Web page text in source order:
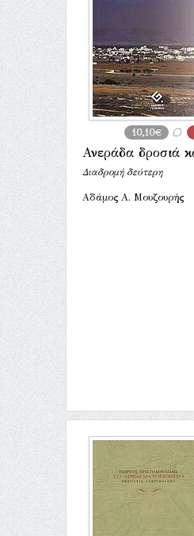
10,10€
Ανεράδα δροσιά
Διαδρομή δεύτερη
Αδάμος Α. Μουζουρής